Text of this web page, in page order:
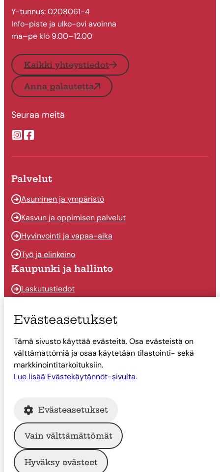
Y-tunnus: 0208061-4
Info-piste ja ulko-ovi avoinna
ma–pe klo 9.00–12.00
Kaikki yhteystiedot
Anna palautetta
Seuraa meitä
Suonenjoen kaupungin Instragram
Suonenjoen kaupungin Facebook
Palvelut
Asuminen ja ympäristö
Kasvun ja oppimisen palvelut
Hyvinvointi ja vapaa-aika
Työ ja elinkeino
Kaupunki ja hallinto
Laskutustiedot
Päätöksenteko
Talous
Yhteystiedot
Tietoa Suonenjoesta
Tietoa Suonenjoesta
© Suonenjoen kaupunki
Intranet
Tietosuoja
Evästeasetukset
Tämä sivusto käyttää evästeitä. Osa evästeistä on
välttämättömiä ja osaa käytetään tilastointi- sekä
markkinointitarkoituksiin.
Lue lisää Evästekäytännöt-sivulta.
Evästeasetukset
Vain välttämättömät
Hyväksy evästeet